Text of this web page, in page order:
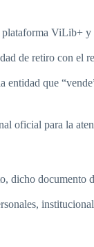
ViLib+
de retiro con el
que
oficial para la
dicho documento